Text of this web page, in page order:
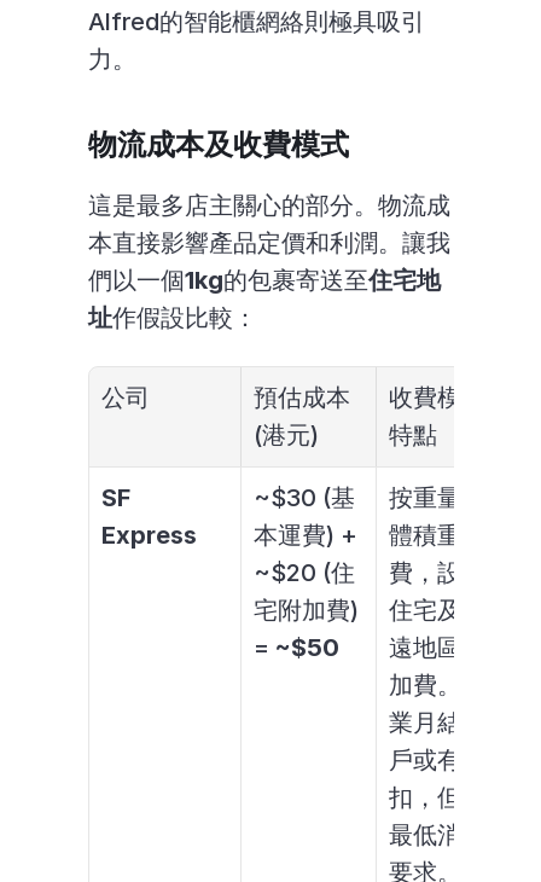
Alfred的智能櫃網絡則極具吸引
力。
物流成本及收費模式
這是最多店主關心的部分。物流成
本直接影響產品定價和利潤。讓我
們以一個1kg的包裹寄送至住宅地
址作假設比較：
公司
預估成本
(港元)
收費模式
特點
SF
Express
~$30 (基
本運費) +
~$20 (住
宅附加費)
= ~$50
按重量及
體積重收
費，設有
住宅及偏
遠地區附
加費。企
業月結客
戶或有折
扣，但有
最低消費
要求。